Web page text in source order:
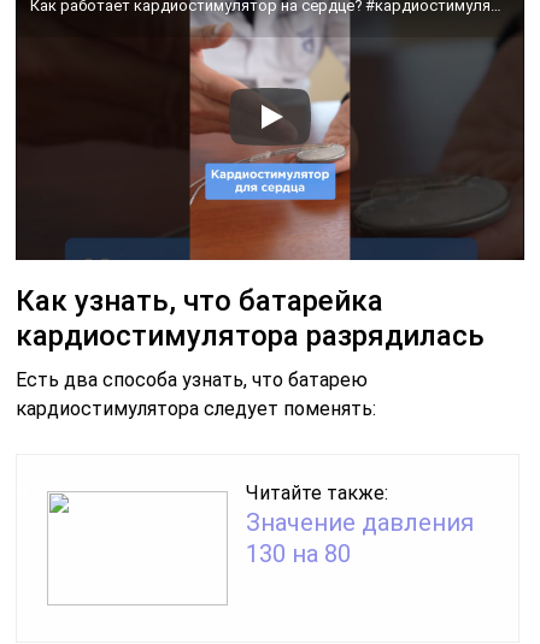
Как узнать, что батарейка
кардиостимулятора разрядилась
Есть два способа узнать, что батарею
кардиостимулятора следует поменять:
Читайте также:
Значение давления
130 на 80